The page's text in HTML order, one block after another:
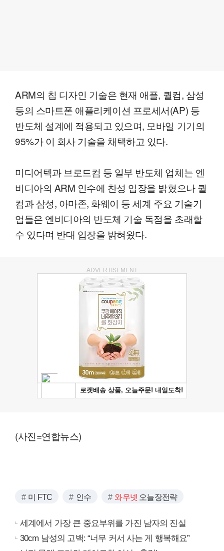
ARM의 칩 디자인 기술은 현재 애플, 퀄컴, 삼성
등의 스마트폰 애플리케이션 프로세서(AP) 등
반도체 설계에 적용되고 있으며, 모바일 기기의
95%가 이 회사 기술을 채택하고 있다.
미디어텍과 브로드컴 등 일부 반도체 업체는 엔
비디아의 ARM 인수에 찬성 입장을 밝혔으나 퀄
컴과 삼성, 아마존, 화웨이 등 세계 주요 기술기
업들은 엔비디아의 반도체 기술 독점을 초래할
수 있다며 반대 입장을 밝혀왔다.
ADVERTISEMENT
(사진=연합뉴스)
미 FTC 인수 와우넷 오늘장전략
세계에서 가장 큰 중요부위를 가진 남자의 진실
30cm 남성의 고백: “너무 커서 사는 게 행복해요”